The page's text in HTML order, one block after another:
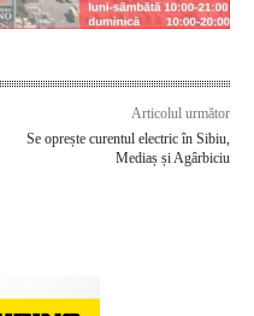
Articolul următor
Se oprește curentul electric în Sibiu,
Mediaș și Agârbiciu